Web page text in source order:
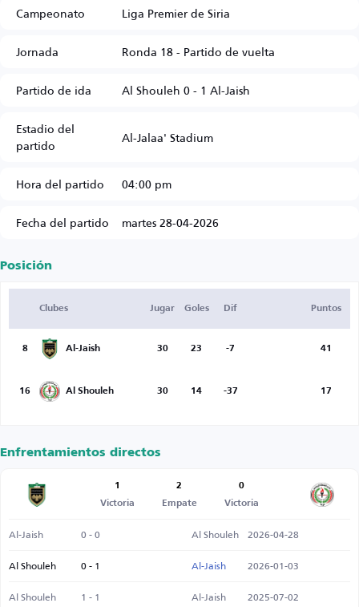
Campeonato
Liga Premier de Siria
Jornada
Ronda 18 - Partido de vuelta
Partido de ida
Al Shouleh 0 - 1 Al-Jaish
Estadio del
partido Al-Jalaa' Stadium
Hora del partido
04:00 pm
Fecha del partido
martes 28-04-2026
Posición
Clubes Jugar Goles Dif Puntos
8 Al-Jaish 30 23 -7 41
16 Al Shouleh 30 14 -37 17
Enfrentamientos directos
1
Victoria
2
Empate
0
Victoria
Al-Jaish 0 - 0 Al Shouleh 2026-04-28
Al Shouleh
0 - 1 Al-Jaish
2026-01-03
Al Shouleh
1 - 1 Al-Jaish 2025-07-02